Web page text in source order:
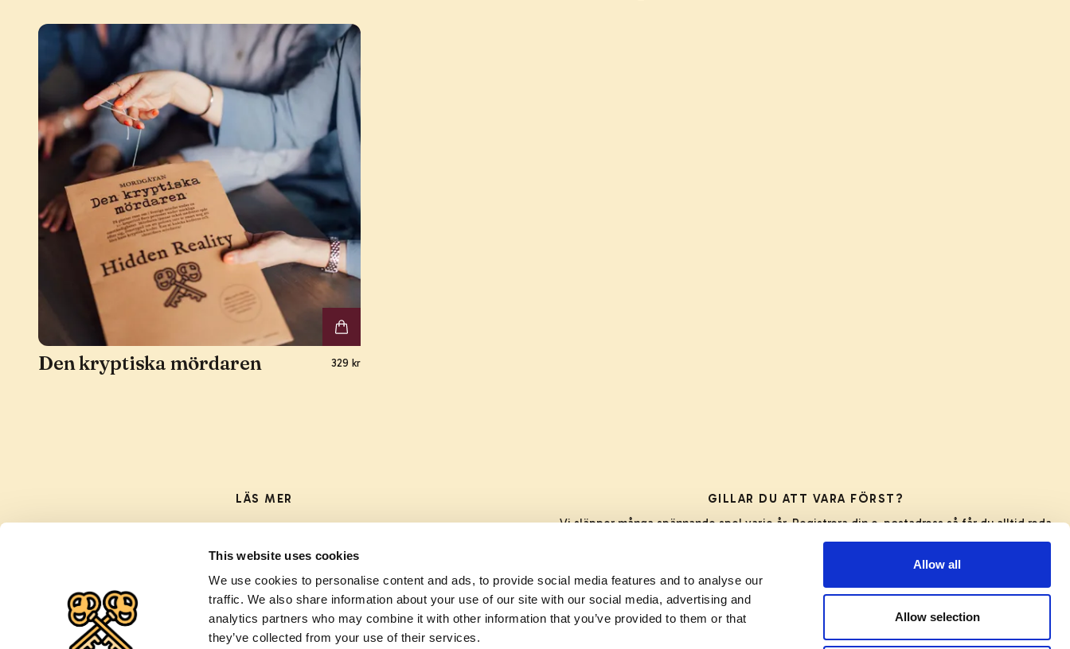
This website uses cookies
We use cookies to personalise content and ads, to provide social media features and to analyse our
traffic. We also share information about your use of our site with our social media, advertising and
analytics partners who may combine it with other information that you’ve provided to them or that
they’ve collected from your use of their services.
Allow all
Allow selection
Den kryptiska mördaren 329 kr
LÄS MER
Butik i Göteborg
Nyheter
Integritetspolicy
GILLAR DU ATT VARA FÖRST?
Vi släpper många spännande spel varje år. Registrera din e-postadress så får du alltid reda
på rabattkoder och produktnyheter.